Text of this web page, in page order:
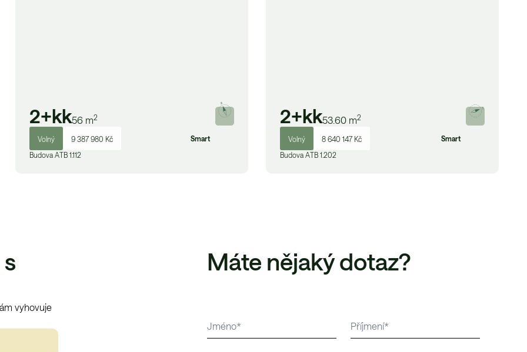
2+kk56 m2
Volný 9 387 980 Kč
Smart
Budova ATB 1.112
2+kk53.60 m2
Volný 8 640 147 Kč
Smart
Budova ATB 1.202
vyhovuje
Máte nějaký dotaz?